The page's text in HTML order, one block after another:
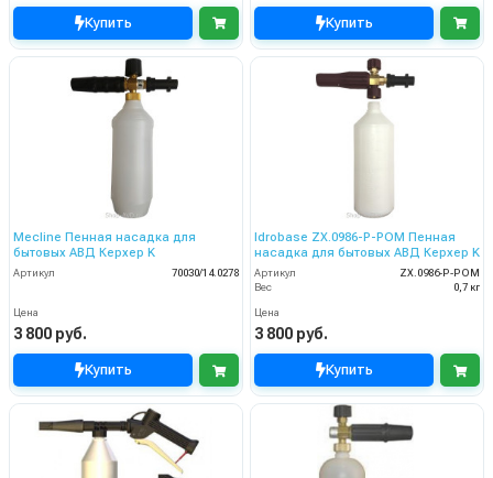
Купить Купить
Mecline Пенная насадка для
бытовых АВД Керхер K
Артикул 70030/14.0278
Цена
3 800 руб.
Купить
Idrobase ZX.0986-P-POM Пенная
насадка для бытовых АВД Керхер K
Артикул
ZX.0986-P-POM
Вес
0,7 кг
Цена
3 800 руб.
Купить